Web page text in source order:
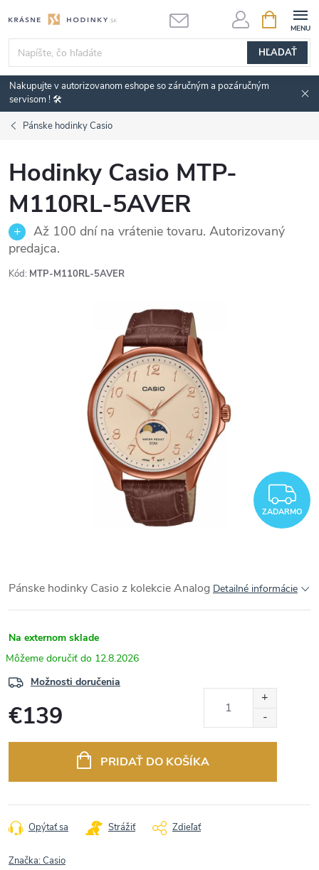
na
obsah
HĽADAŤ
KOŠÍK
Nakupujte v autorizovanom eshope so záručným a pozáručným
servisom ! 🛠️
Pánske hodinky Casio
Hodinky Casio MTP-
M110RL-5AVER
Až 100 dní na vrátenie tovaru. Autorizovaný
predajca.
Kód: MTP-M110RL-5AVER
ZADARMO
Pánske hodinky Casio z kolekcieAnalog Detailné informácie
Na externom sklade
12.8.2026
Možnosti doručenia
€139
PRIDAŤ DO KOŠÍKA
Opýtať sa Strážiť Zdieľať
Značka:Casio